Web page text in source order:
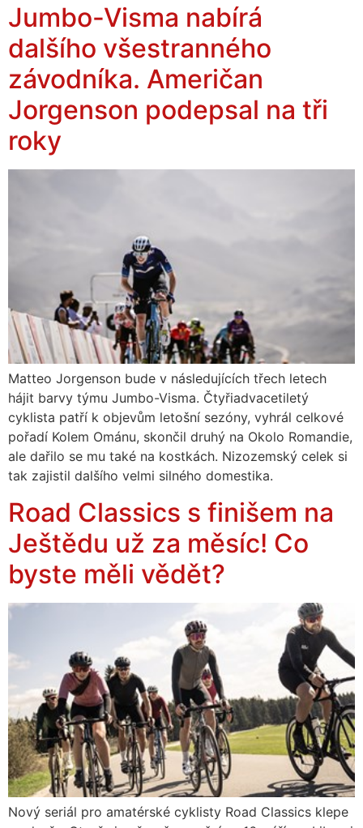
Jumbo-Visma nabírá
dalšího všestranného
závodníka. Američan
Jorgenson podepsal na tři
roky
Matteo Jorgenson bude v následujících třech letech
hájit barvy týmu Jumbo-Visma. Čtyřiadvacetiletý
cyklista patří k objevům letošní sezóny, vyhrál celkové
pořadí Kolem Ománu, skončil druhý na Okolo Romandie,
ale dařilo se mu také na kostkách. Nizozemský celek si
tak zajistil dalšího velmi silného domestika.
Road Classics s finišem na
Ještědu už za měsíc! Co
byste měli vědět?
Nový seriál pro amatérské cyklisty Road Classics klepe